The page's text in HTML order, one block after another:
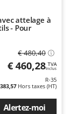
attelage à
- Pour
€ 480,40
€ 460,28 TVA
Inclus
R-35
Hors taxes (HT)
Alertez-moi